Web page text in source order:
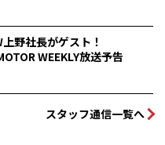
上野社長がゲスト！
WEEKLY放送予告
スタッフ通信一覧へ